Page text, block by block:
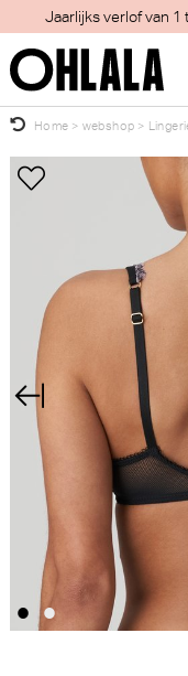
Jaarlijks verlof van
Home > webshop >
Wellicht zijn
PrimaDonna Montara
BH (Crystal Pink)
PrimaDonna